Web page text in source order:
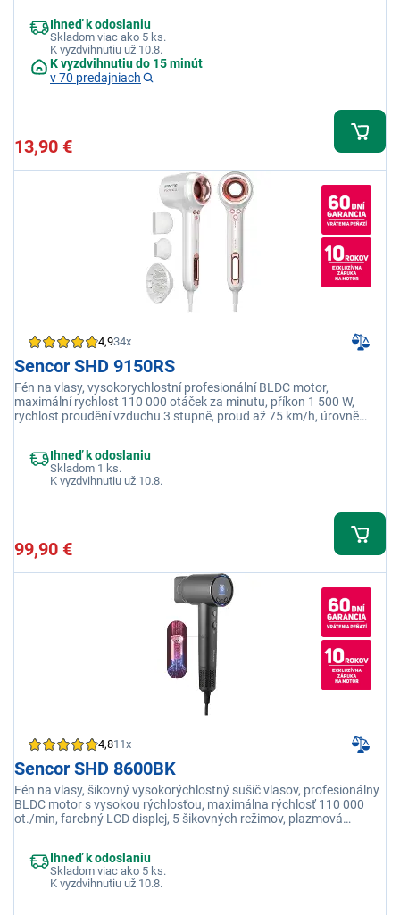
Ihneď k odoslaniu
Skladom viac ako 5 ks.
K vyzdvihnutiu už 10.8.
K vyzdvihnutiu do 15 minút
v 70 predajniach
13,90 €
4,934x
Sencor SHD 9150RS
Fén na vlasy, vysokorychlostní profesionální BLDC motor,
maximální rychlost 110 000 otáček za minutu, příkon 1 500 W,
rychlost proudění vzduchu 3 stupně, proud až 75 km/h, úrovně
Ihneď k odoslaniu
Skladom 1 ks.
K vyzdvihnutiu už 10.8.
99,90 €
4,811x
Sencor SHD 8600BK
Fén na vlasy, šikovný vysokorýchlostný sušič vlasov, profesionálny
BLDC motor s vysokou rýchlosťou, maximálna rýchlosť 110 000
ot./min, farebný LCD displej, 5 šikovných režimov, plazmová
Ihneď k odoslaniu
Skladom viac ako 5 ks.
K vyzdvihnutiu už 10.8.